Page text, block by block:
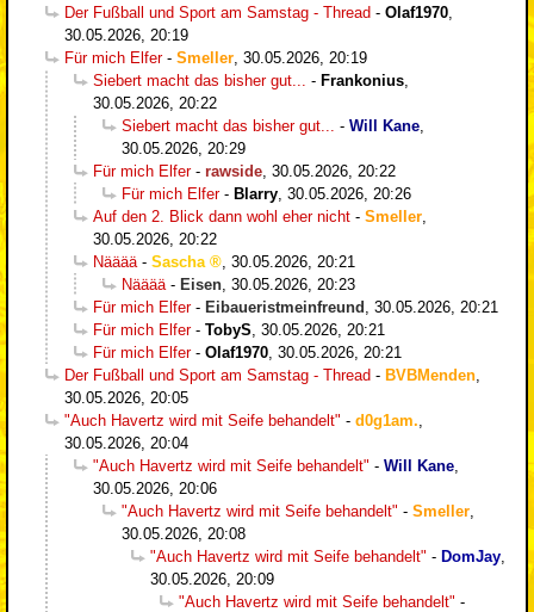
Der Fußball und Sport am Samstag - Thread - Olaf1970
30.05.2026, 20:19
Für mich Elfer- Smeller 30.05.2026, 20:19
Siebert macht das bisher gut...
- Frankonius
30.05.2026, 20:22
Siebert macht das bisher gut...
- Will Kane
30.05.2026, 20:29
Für mich Elfer- rawside 30.05.2026, 20:22
Für mich Elfer- Blarry 30.05.2026, 20:26
Auf den 2. Blick dann wohl eher nicht - Smeller
30.05.2026, 20:22
Nääää - Sascha
30.05.2026, 20:21
Nääää - Eisen 30.05.2026, 20:23
Für mich Elfer- Eibaueristmeinfreund
30.05.2026, 20:21
Für mich Elfer- TobyS 30.05.2026, 20:21
Für mich Elfer- Olaf1970 30.05.2026, 20:21
Der Fußball und Sport am Samstag - Thread - BVBMenden
30.05.2026, 20:05
"Auch Havertz wird mit Seife behandelt" - d0g1am.
30.05.2026, 20:04
"Auch Havertz wird mit Seife behandelt" - Will Kane
30.05.2026, 20:06
"Auch Havertz wird mit Seife behandelt" - Smeller
30.05.2026, 20:08
"Auch Havertz wird mit Seife behandelt" - DomJay
30.05.2026, 20:09
"Auch Havertz wird mit Seife behandelt" -